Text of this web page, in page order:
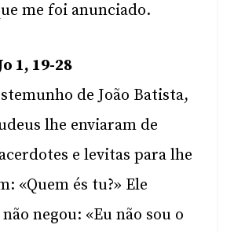
me foi anunciado.
1, 19-28
de João Batista,
lhe enviaram de
e levitas para lhe
«Quem és tu?» Ele
negou: «Eu não sou o